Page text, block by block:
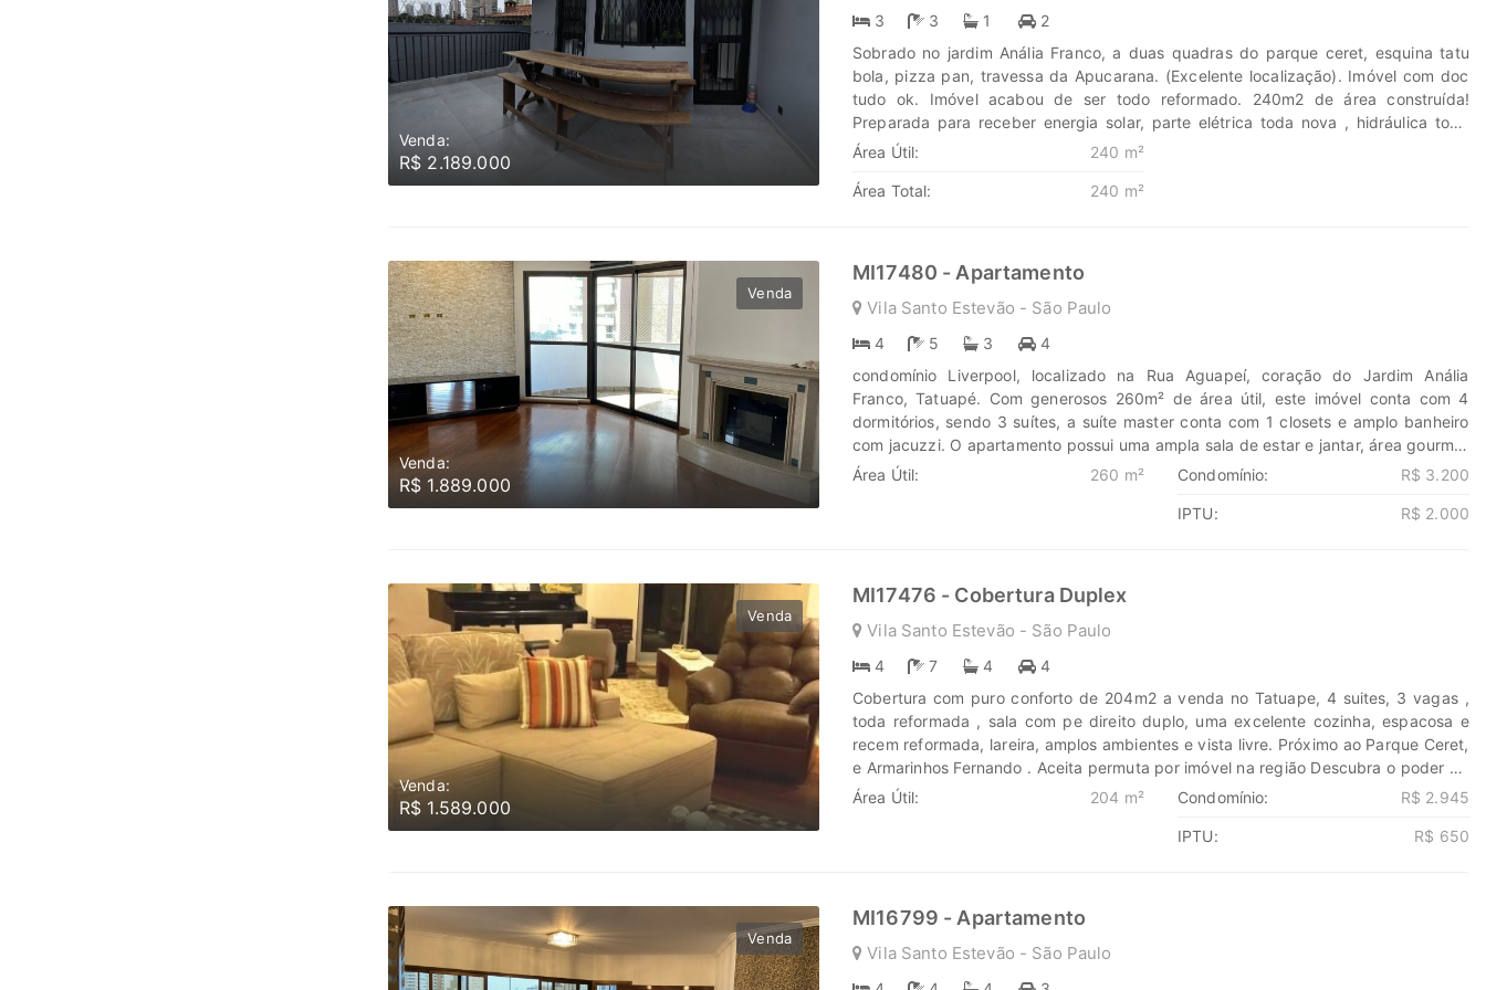
cada passo é uma nova jornada, confie em nós para encontrar o lugar onde sua
história irá brilhar. www.marengoimoveis.com.br 11-99203-8087
Venda:
R$ 2.189.000
3 3 1
2
Sobrado no jardim Anália Franco, a duas quadras do parque ceret, esquina tatu
bola, pizza pan, travessa da Apucarana. (Excelente localização). Imóvel com doc
tudo ok. Imóvel acabou de ser todo reformado. 240m2 de área construída!
Preparada para receber energia solar, parte elétrica toda nova , hidráulica toda
nova! Saída para aquecimento a gás. Pontos de gás para churrasqueira, lareira,
sala de jantar, estar (com lareira a gás) e lavabo 2°piso: 3 dorm sendo 1 suíte (com
(apoio piscina). Duas vagas de garagem. Aceita carro como parte de pagamento!
Descubra o poder de Transformar seus sonhos em lares e seus investimentos em
oportunidades. Na Marengo Imóveis cada passo é uma nova jornada, confie em
www.marengoimoveis.com.br 11-99203-8087
Área Útil: 240 m²
Área Total: 240 m²
Venda
Venda:
R$ 1.889.000
MI17480 - Apartamento
Vila Santo Estevão - São Paulo
4 5 3
4
condomínio Liverpool, localizado na Rua Aguapeí, coração do Jardim Anália
Franco, Tatuapé. Com generosos 260m² de área útil, este imóvel conta com 4
dormitórios, sendo 3 suítes, a suíte master conta com 1 closets e amplo banheiro
com jacuzzi. O apartamento possui uma ampla sala de estar e jantar, área gourmet
com churrasqueira e 5 banheiros, todos os cômodos do imóvel possuem varanda.
oportunidades. Na Marengo Imóveis cada passo é uma nova jornada, confie em
Área Útil: 260 m² Condomínio: R$ 3.200
IPTU: R$ 2.000
Venda
Venda:
R$ 1.589.000
MI17476 - Cobertura Duplex
Vila Santo Estevão - São Paulo
4 7 4
4
Cobertura com puro conforto de 204m2 a venda no Tatuape, 4 suites, 3 vagas ,
toda reformada , sala com pe direito duplo, uma excelente cozinha, espacosa e
recem reformada, lareira, amplos ambientes e vista livre. Próximo ao Parque Ceret,
e Armarinhos Fernando . Aceita permuta por imóvel na região Descubra o poder de
Transformar seus sonhos em lares e seus investimentos em oportunidades. Na
lugar onde sua história irá brilhar. www.marengoimoveis.com.br 11-99203-8087
Área Útil: 204 m² Condomínio: R$ 2.945
IPTU: R$ 650
Venda
MI16799 - Apartamento
Vila Santo Estevão - São Paulo